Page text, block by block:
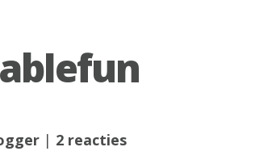
| 2 reacties